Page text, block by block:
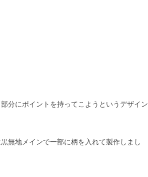
分にポイントを持ってこようというデザイン
無地メインで一部に柄を入れて製作しまし